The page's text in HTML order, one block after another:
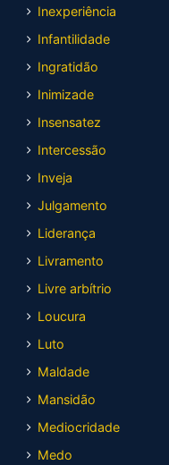
Inexperiência
Infantilidade
Ingratidão
Inimizade
Insensatez
Intercessão
Inveja
Julgamento
Liderança
Livramento
Livre arbítrio
Loucura
Luto
Maldade
Mansidão
Mediocridade
Medo